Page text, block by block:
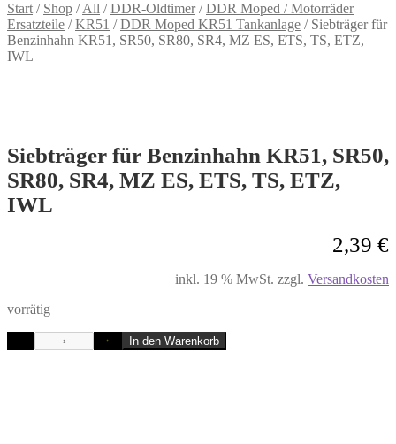
Start / Shop /All /DDR-Oldtimer/DDR Moped / Motorräder
Ersatzteile /KR51 /DDR Moped KR51 Tankanlage / Siebträger für
Benzinhahn KR51, SR50, SR80, SR4, MZ ES, ETS, TS, ETZ,
IWL
Siebträger für Benzinhahn KR51, SR50,
SR80, SR4, MZ ES, ETS, TS, ETZ,
IWL
2,39 €
inkl. 19 % MwSt. zzgl. Versandkosten
vorrätig
- + In den Warenkorb